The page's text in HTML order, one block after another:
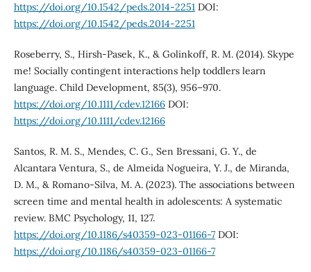
https://doi.org/10.1542/peds.2014-2251DOI:
https://doi.org/10.1542/peds.2014-2251
Roseberry, S., Hirsh-Pasek, K., & Golinkoff, R. M. (2014). Skype
me! Socially contingent interactions help toddlers learn
language. Child Development, 85(3), 956–970.
https://doi.org/10.1111/cdev.12166DOI:
https://doi.org/10.1111/cdev.12166
Santos, R. M. S., Mendes, C. G., Sen Bressani, G. Y., de
Alcantara Ventura, S., de Almeida Nogueira, Y. J., de Miranda,
D. M., & Romano-Silva, M. A. (2023). The associations between
screen time and mental health in adolescents: A systematic
review. BMC Psychology, 11, 127.
https://doi.org/10.1186/s40359-023-01166-7DOI:
https://doi.org/10.1186/s40359-023-01166-7